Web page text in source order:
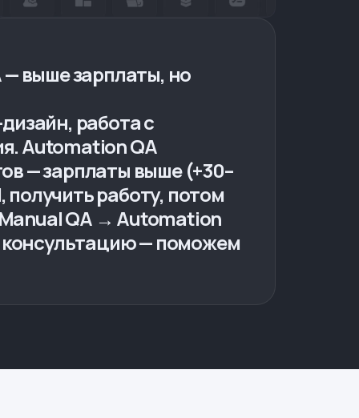
— выше зарплаты, но
работа с
Automation QA
— зарплаты выше (+30–
работу, потом
QA → Automation
— поможем